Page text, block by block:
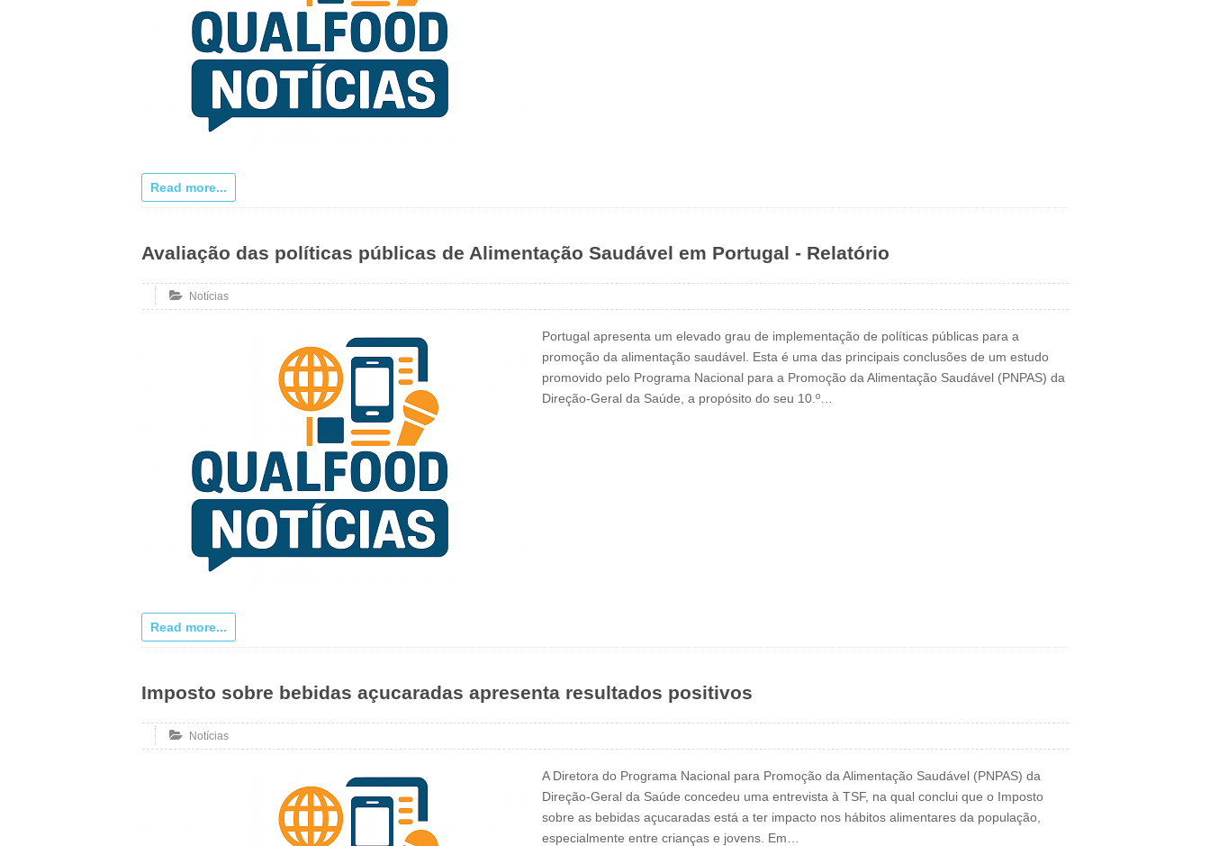
Read more...
Avaliação das políticas públicas de Alimentação Saudável em Portugal - Relatório
Notícias
Portugal apresenta um elevado grau de implementação de políticas públicas para a
promoção da alimentação saudável. Esta é uma das principais conclusões de um estudo
promovido pelo Programa Nacional para a Promoção da Alimentação Saudável (PNPAS) da
Direção-Geral da Saúde, a propósito do seu 10.º…
Read more...
Imposto sobre bebidas açucaradas apresenta resultados positivos
Notícias
A Diretora do Programa Nacional para Promoção da Alimentação Saudável (PNPAS) da
Direção-Geral da Saúde concedeu uma entrevista à TSF, na qual conclui que o Imposto
sobre as bebidas açucaradas está a ter impacto nos hábitos alimentares da população,
especialmente entre crianças e jovens. Em…